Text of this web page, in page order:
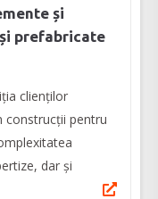
și
prefabricate
clienților
construcții pentru
dar şi